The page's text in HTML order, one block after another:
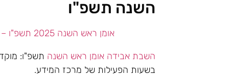
השנה תשפ"ו
אומן ראש השנה 2025 תשפ"ו – חדשות עדכונים ומידע
השבת אבידה אומן ראש השנה תשפ"ו:
בשעות הפעילות של מרכז המידע.